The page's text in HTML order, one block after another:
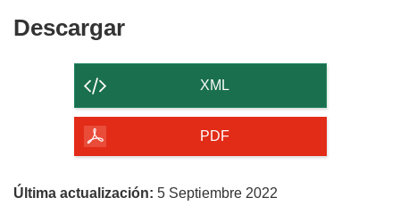
DescargarDescargar
contenido
de
página
XML
PDF
Última actualización: 5 Septiembre 2022